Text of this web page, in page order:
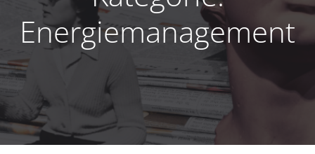
Energiemanagement